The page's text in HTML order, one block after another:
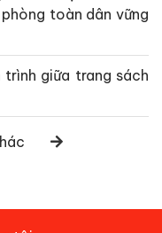
toàn dân vững
trình giữa trang sách